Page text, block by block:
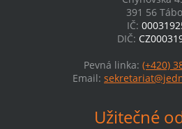
391 56
IČ:
DIČ:
Pevná linka: (+420)
Email:
Užitečné